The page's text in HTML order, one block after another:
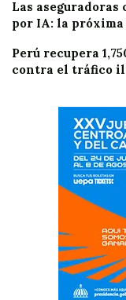
Las
por IA: la
Perú recupera
contra el tráfico